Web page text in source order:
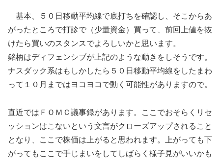
基本、５０日移動平均線で底打ちを確認し、そこからあ
がったところで打診で（少量資金）買って、前回上値を抜
けたら買いのスタンスでよろしいかと思います。
銘柄はディフェンシブが上記のような動きをしそうです。
ナスダック系はもしかしたら５０日移動平均線をしたまわ
って１０月まではヨコヨコで動く可能性がありますので。
直近ではＦＯＭＣ議事録があります。ここでおそらくリセ
ッションはこないという文言がクローズアップされること
となり、ここで株価は上がると思われます。上がっても下
がってもここで手じまいをしてしばらく様子見がいいかも